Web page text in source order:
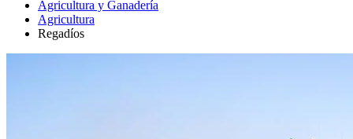
Agricultura y Ganadería
Agricultura
Regadíos